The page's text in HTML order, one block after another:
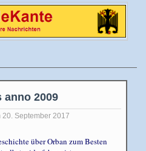
anno 2009
20. September 2017
über Orban zum Besten